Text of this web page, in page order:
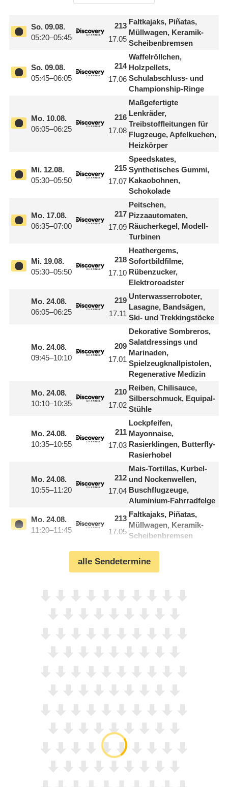
So.09.08.
05:20–05:45
213
17.05
Faltkajaks, Piñatas,
Müllwagen, Keramik-
Scheibenbremsen
So.09.08.
05:45–06:05
214
17.06
Waffelröllchen,
Holzpellets,
Schulabschluss- und
Championship-Ringe
Mo.10.08.
06:05–06:25
216
17.08
Maßgefertigte
Lenkräder,
Treibstoffleitungen für
Flugzeuge, Apfelkuchen,
Heizkörper
Mi.12.08.
05:30–05:50
215
17.07
Speedskates,
Synthetisches Gummi,
Kakaobohnen,
Schokolade
Mo.17.08.
06:35–07:00
217
17.09
Peitschen,
Pizzaautomaten,
Räucherkegel, Modell-
Turbinen
Mi.19.08.
05:30–05:50
218
17.10
Heathergems,
Sofortbildfilme,
Rübenzucker,
Elektroroadster
Mo.24.08.
06:05–06:25
219
17.11
Unterwasserroboter,
Lasagne, Bandsägen,
Ski- und Trekkingstöcke
Mo.24.08.
09:45–10:10
209
17.01
Dekorative Sombreros,
Salatdressings und
Marinaden,
Spielzeugknallpistolen,
Regenerative Medizin
Mo.24.08.
10:10–10:35
210
17.02
Reiben, Chilisauce,
Silberschmuck, Equipal-
Stühle
Mo.24.08.
10:35–10:55
211
17.03
Lockpfeifen,
Mayonnaise,
Rasierklingen, Butterfly-
Rasierhobel
Mo.24.08.
10:55–11:20
212
17.04
Mais-Tortillas, Kurbel-
und Nockenwellen,
Buschflugzeuge,
Aluminium-Fahrradfelge
Mo.24.08.
11:20–11:45
213
17.05
Faltkajaks, Piñatas,
Müllwagen, Keramik-
Scheibenbremsen
alle Sendetermine